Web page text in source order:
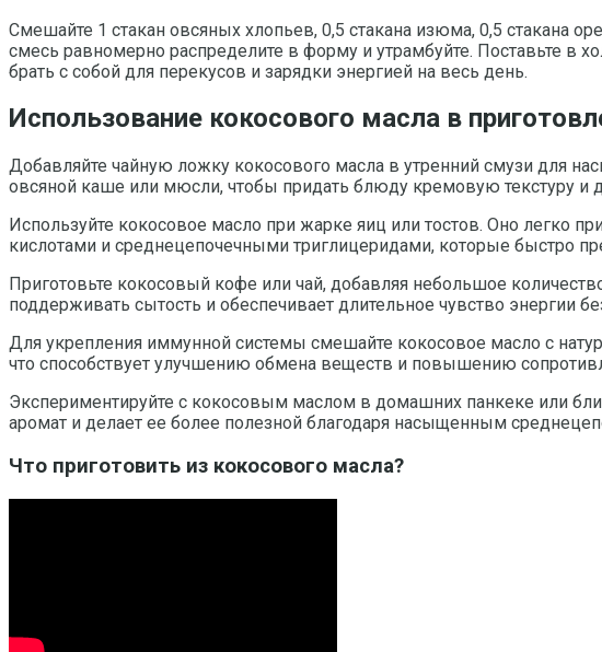
Смешайте 1 стакан овсяных хлопьев, 0,5 стакана изюма, 0,5 стакана
смесь равномерно распределите в форму и утрамбуйте. Поставьте в
брать с собой для перекусов и зарядки энергией на весь день.
Использование кокосового масла в
Добавляйте чайную ложку кокосового масла в утренний смузи для
овсяной каше или мюсли, чтобы придать блюду кремовую текстуру и
Используйте кокосовое масло при жарке яиц или тостов. Оно
кислотами и среднецепочечными триглицеридами, которые быстро
Приготовьте кокосовый кофе или чай, добавляя небольшое
поддерживать сытость и обеспечивает длительное чувство энергии
Для укрепления иммунной системы смешайте кокосовое масло с
что способствует улучшению обмена веществ и повышению
Экспериментируйте с кокосовым маслом в домашних панкеке или
аромат и делает ее более полезной благодаря насыщенным
Что приготовить из кокосового масла?